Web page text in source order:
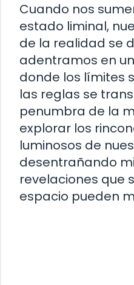
Cuando nos
estado liminal,
de la realidad se
adentramos en
donde los límites
las reglas se
penumbra de la
explorar los
luminosos de
desentrañando
revelaciones que
espacio pueden